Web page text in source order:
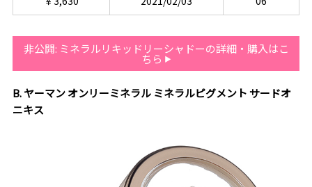
非公開: ミネラルリキッドリーシャドーの詳細・購入はこ
ちら
B. ヤーマン オンリーミネラル ミネラルピグメント サードオ
ニキス